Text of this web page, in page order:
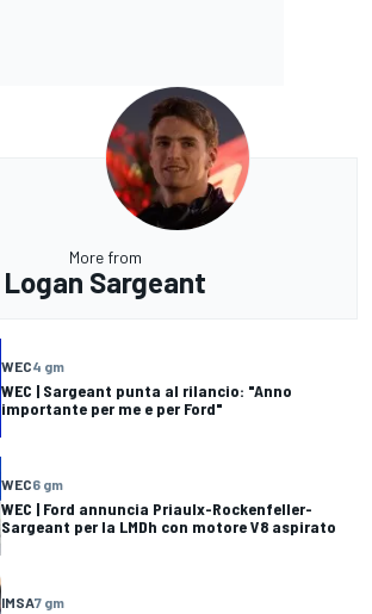
More from
Logan Sargeant
WEC4 gm
WEC | Sargeant punta al rilancio: "Anno
importante per me e per Ford"
WEC6 gm
WEC | Ford annuncia Priaulx-Rockenfeller-
Sargeant per la LMDh con motore V8 aspirato
IMSA7 gm